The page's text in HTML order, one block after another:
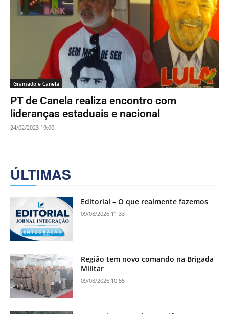
Gramado e Canela
PT de Canela realiza encontro com
lideranças estaduais e nacional
24/02/2023 19:00
ÚLTIMAS
Editorial – O que realmente fazemos
09/08/2026 11:33
Região tem novo comando na Brigada
Militar
09/08/2026 10:55